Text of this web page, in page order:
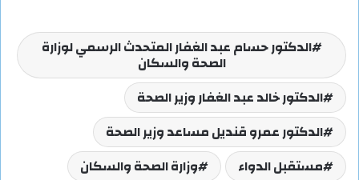
الدكتور حسام عبد الغفار المتحدث الرسمي لوزارة
الصحة والسكان
الدكتور خالد عبد الغفار وزير الصحة
الدكتور عمرو قنديل مساعد وزير الصحة
مستقبل الدواء
وزارة الصحة والسكان